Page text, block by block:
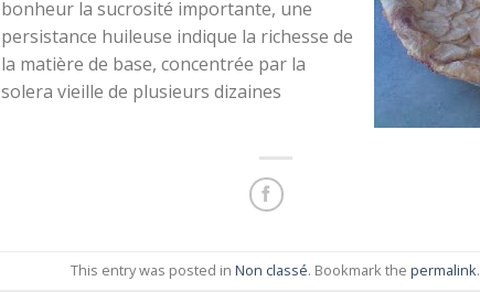
bonheur la sucrosité importante, une
persistance huileuse indique la richesse de
la matière de base, concentrée par la
solera vieille de plusieurs dizaines
This entry was posted inNon classé. Bookmark thepermalink.